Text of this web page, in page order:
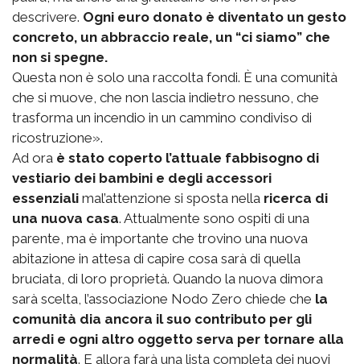
descrivere. Ogni euro donato è diventato un gesto
concreto, un abbraccio reale, un “ci siamo” che
non si spegne.
Questa non è solo una raccolta fondi. È una comunità
che si muove, che non lascia indietro nessuno, che
trasforma un incendio in un cammino condiviso di
ricostruzione».
Ad ora è stato coperto l’attuale fabbisogno di
vestiario dei bambini e degli accessori
essenziali mal’attenzione si sposta nella ricerca di
una nuova casa. Attualmente sono ospiti di una
parente, ma è importante che trovino una nuova
abitazione in attesa di capire cosa sarà di quella
bruciata, di loro proprietà. Quando la nuova dimora
sarà scelta, l’associazione Nodo Zero chiede che la
comunità dia ancora il suo contributo per gli
arredi e ogni altro oggetto serva per tornare alla
normalità. E allora farà una lista completa dei nuovi